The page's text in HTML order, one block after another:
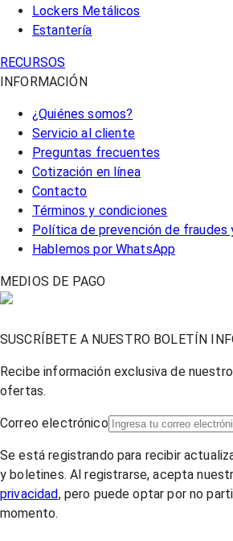
Lockers Metálicos
Estantería
RECURSOS
INFORMACIÓN
¿Quiénes somos?
Servicio al cliente
Preguntas frecuentes
Cotización en línea
Contacto
Términos y condiciones
Política de prevención de fraudes
Hablemos por WhatsApp
MEDIOS DE PAGO
SUSCRÍBETE A NUESTRO BOLETÍN
Recibe información exclusiva de
ofertas.
Correo electrónico
Se está registrando para recibir
y boletines. Al registrarse, acepta
privacidad, pero puede optar por no
momento.